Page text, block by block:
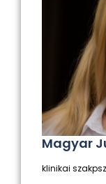
Magyar
klinikai